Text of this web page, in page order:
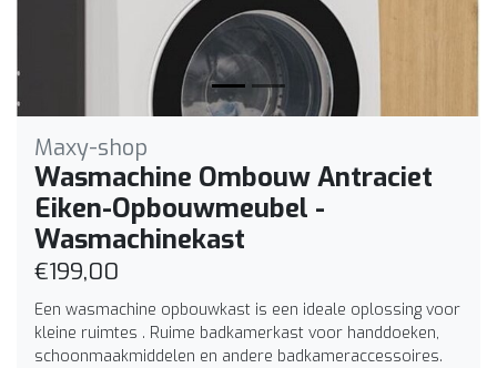
Maxy-shop
Wasmachine Ombouw Antraciet
Eiken-Opbouwmeubel -
Wasmachinekast
€199,00
Een wasmachine opbouwkast is een ideale oplossing voor
kleine ruimtes . Ruime badkamerkast voor handdoeken,
schoonmaakmiddelen en andere badkameraccessoires.